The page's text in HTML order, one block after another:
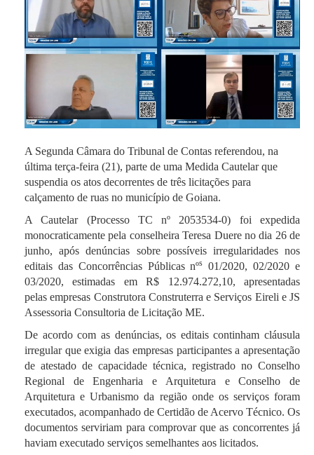
A Segunda Câmara do Tribunal de Contas referendou, na
última terça-feira (21), parte de uma Medida Cautelar que
suspendia os atos decorrentes de três licitações para
calçamento de ruas no município de Goiana.
A Cautelar (Processo TC nº 2053534-0) foi expedida
monocraticamente pela conselheira Teresa Duere no dia 26 de
junho, após denúncias sobre possíveis irregularidades nos
editais das Concorrências Públicas nºs 01/2020, 02/2020 e
03/2020, estimadas em R$ 12.974.272,10, apresentadas
pelas empresas Construtora Construterra e Serviços Eireli e JS
Assessoria Consultoria de Licitação ME.
De acordo com as denúncias, os editais continham cláusula
irregular que exigia das empresas participantes a apresentação
de atestado de capacidade técnica, registrado no Conselho
Regional de Engenharia e Arquitetura e Conselho de
Arquitetura e Urbanismo da região onde os serviços foram
executados, acompanhado de Certidão de Acervo Técnico. Os
documentos serviriam para comprovar que as concorrentes já
haviam executado serviços semelhantes aos licitados.